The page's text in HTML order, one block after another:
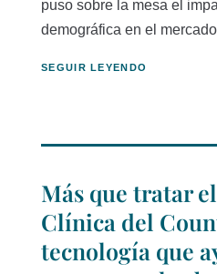
puso sobre la mesa el
demográfica en el
SEGUIR LEYENDO
Más que tratar
Clínica del
tecnología que